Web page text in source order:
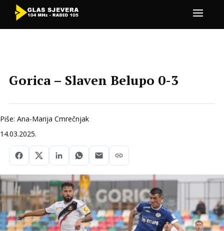
Gorica – Slaven Belupo 0-3
Piše: Ana-Marija Cmrečnjak
14.03.2025.